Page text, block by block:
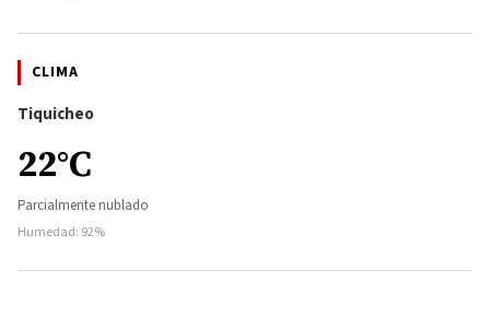
CLIMA
Tiquicheo
22°C
Parcialmente nublado
Humedad: 92%